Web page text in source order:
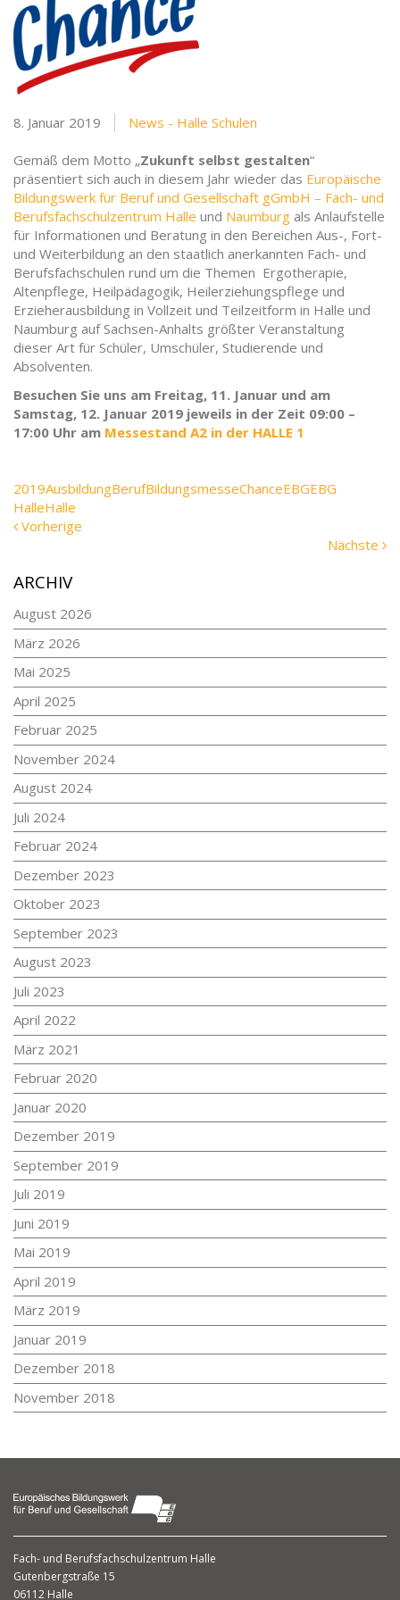
8. Januar 2019 News - Halle Schulen
Gemäß dem Motto „Zukunft selbst gestalten“
präsentiert sich auch in diesem Jahr wieder das Europäische
Bildungswerk für Beruf und Gesellschaft gGmbH – Fach- und
Berufsfachschulzentrum Halle und Naumburg als Anlaufstelle
für Informationen und Beratung in den Bereichen Aus-, Fort-
und Weiterbildung an den staatlich anerkannten Fach- und
Berufsfachschulen rund um die Themen Ergotherapie,
Altenpflege, Heilpädagogik, Heilerziehungspflege und
Erzieherausbildung in Vollzeit und Teilzeitform in Halle und
Naumburg auf Sachsen-Anhalts größter Veranstaltung
dieser Art für Schüler, Umschüler, Studierende und
Absolventen.
Besuchen Sie uns am Freitag, 11. Januar und am
Samstag, 12. Januar 2019 jeweils in der Zeit 09:00 –
17:00 Uhr am Messestand A2 in der HALLE 1
Tags
2019AusbildungBerufBildungsmesseChanceEBGEBG
HalleHalle
Vorherige
Nächste
ARCHIV
August 2026
März 2026
Mai 2025
April 2025
Februar 2025
November 2024
August 2024
Juli 2024
Februar 2024
Dezember 2023
Oktober 2023
September 2023
August 2023
Juli 2023
April 2022
März 2021
Februar 2020
Januar 2020
Dezember 2019
September 2019
Juli 2019
Juni 2019
Mai 2019
April 2019
März 2019
Januar 2019
Dezember 2018
November 2018
Fach- und Berufsfachschulzentrum Halle
Gutenbergstraße 15
06112 Halle